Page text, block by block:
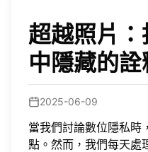
超越照片
中隱藏的
2025-06-09
當我們討論數位隱私時
點。然而，我們每天處